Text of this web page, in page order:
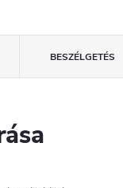
BESZÉLGETÉS